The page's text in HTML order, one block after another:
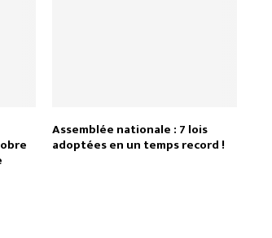
Assemblée nationale : 7 lois
adoptées en un temps record !